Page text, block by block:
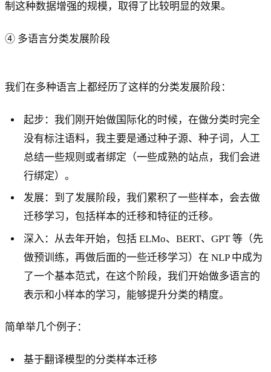
制这种数据增强的规模，取得了比较明显的效果。
④ 多语言分类发展阶段
我们在多种语言上都经历了这样的分类发展阶段：
起步：我们刚开始做国际化的时候，在做分类时完全
没有标注语料，我主要是通过种子源、种子词，人工
总结一些规则或者绑定（一些成熟的站点，我们会进
行绑定）。
发展：到了发展阶段，我们累积了一些样本，会去做
迁移学习，包括样本的迁移和特征的迁移。
深入：从去年开始，包括 ELMo、BERT、GPT 等（先
做预训练，再做后面的一些迁移学习）在 NLP 中成为
了一个基本范式，在这个阶段，我们开始做多语言的
表示和小样本的学习，能够提升分类的精度。
简单举几个例子：
基于翻译模型的分类样本迁移